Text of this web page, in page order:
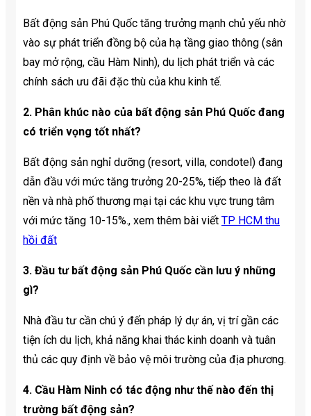
Bất động sản Phú Quốc tăng trưởng mạnh chủ yếu nhờ
vào sự phát triển đồng bộ của hạ tầng giao thông (sân
bay mở rộng, cầu Hàm Ninh), du lịch phát triển và các
chính sách ưu đãi đặc thù của khu kinh tế.
2. Phân khúc nào của bất động sản Phú Quốc đang
có triển vọng tốt nhất?
Bất động sản nghỉ dưỡng (resort, villa, condotel) đang
dẫn đầu với mức tăng trưởng 20-25%, tiếp theo là đất
nền và nhà phố thương mại tại các khu vực trung tâm
với mức tăng 10-15%., xem thêm bài viết TP HCM thu
hồi đất
3. Đầu tư bất động sản Phú Quốc cần lưu ý những
gì?
Nhà đầu tư cần chú ý đến pháp lý dự án, vị trí gần các
tiện ích du lịch, khả năng khai thác kinh doanh và tuân
thủ các quy định về bảo vệ môi trường của địa phương.
4. Cầu Hàm Ninh có tác động như thế nào đến thị
trường bất động sản?